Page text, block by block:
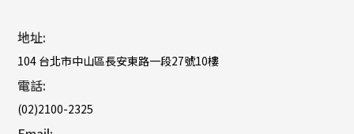
地址:
104 台北市中山區長安東路一段27號10樓
電話:
(02)2100-2325